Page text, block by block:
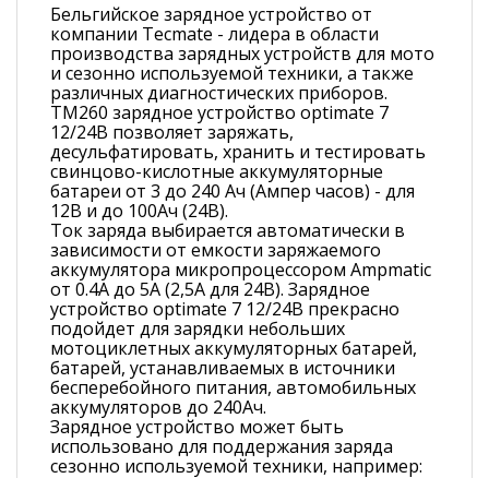
Бельгийское зарядное устройство от
компании Tecmate - лидера в области
производства зарядных устройств для мото
и сезонно используемой техники, а также
различных диагностических приборов.
TM260 зарядное устройство optimate 7
12/24В позволяет заряжать,
десульфатировать, хранить и тестировать
свинцово-кислотные аккумуляторные
батареи от 3 до 240 Ач (Ампер часов) - для
12В и до 100Ач (24В).
Ток заряда выбирается автоматически в
зависимости от емкости заряжаемого
аккумулятора микропроцессором Ampmatic
от 0.4А до 5А (2,5А для 24В). Зарядное
устройство optimate 7 12/24В прекрасно
подойдет для зарядки небольших
мотоциклетных аккумуляторных батарей,
батарей, устанавливаемых в источники
бесперебойного питания, автомобильных
аккумуляторов до 240Ач.
Зарядное устройство может быть
использовано для поддержания заряда
сезонно используемой техники, например: